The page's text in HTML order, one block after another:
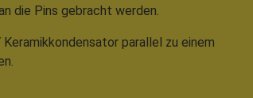
die Pins gebracht werden.
parallel zu einem